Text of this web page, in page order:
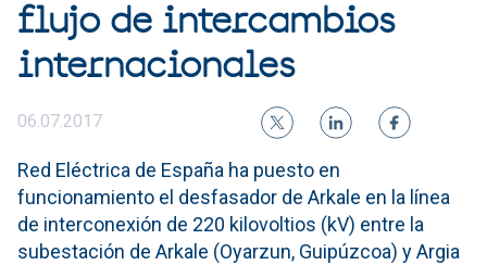
flujo de intercambios
internacionales
06.07.2017
Red Eléctrica de España ha puesto en
funcionamiento el desfasador de Arkale en la línea
de interconexión de 220 kilovoltios (kV) entre la
subestación de Arkale (Oyarzun, Guipúzcoa) y Argia